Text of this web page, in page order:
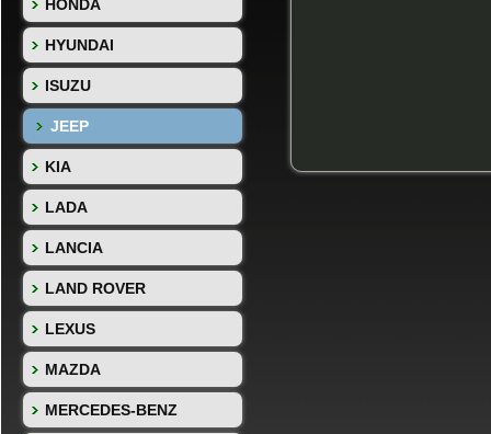
HONDA
HYUNDAI
ISUZU
JEEP
KIA
LADA
LANCIA
LAND ROVER
LEXUS
MAZDA
MERCEDES-BENZ